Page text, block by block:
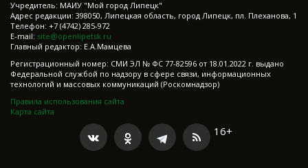
Учредитель: МАИУ "Мой город Липецк"
Адрес редакции: 398050, Липецкая область, город Липецк, пл. Плеханова, 1
Телефон: +7 (4742) 285-972
E-mail: site@openlipetsk.ru
Главный редактор: Е.А.Мамцева
Регистрационный номер: СМИ ЭЛ № ФС 77-82596 от 18.01.2022 г. выдано
Федеральной службой по надзору в сфере связи, информационных
технологий и массовых коммуникаций (Роскомнадзор)
Правила использования сайта
Карта сайта
16+